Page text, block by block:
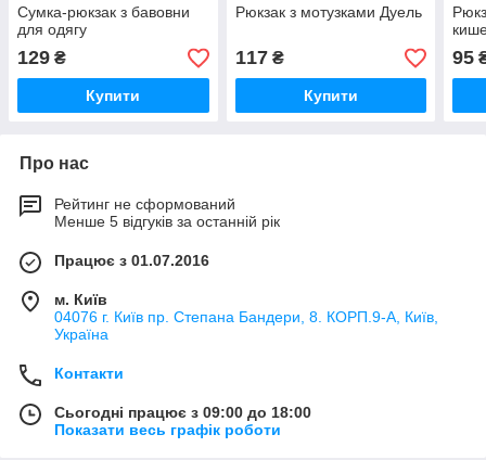
Сумка-рюкзак з бавовни
для одягу
129 ₴
Купити
Рюкзак з мотузками Дуель
117₴
Купити
95
Про нас
Рейтинг не сформований
Менше 5 відгуків за останній рік
Працює з 01.07.2016
м. Київ
04076 г. Київ пр. Степана Бандери, 8. КОРП.9-А, Київ,
Україна
Контакти
Сьогодні працює з 09:00 до 18:00
Показати весь графік роботи